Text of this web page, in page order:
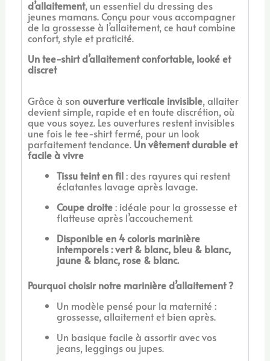
d’allaitement, un essentiel du dressing des
jeunes mamans. Conçu pour vous accompagner
de la grossesse à l’allaitement, ce haut combine
confort, style et praticité.
Un tee-shirt d’allaitement confortable, looké et
discret
Grâce à son ouverture verticale invisible, allaiter
devient simple, rapide et en toute discrétion, où
que vous soyez. Les ouvertures restent invisibles
une fois le tee-shirt fermé, pour un look
parfaitement tendance. Un vêtement durable et
facile à vivre
Tissu teint en fil: des rayures qui restent
éclatantes lavage après lavage.
Coupe droite: idéale pour la grossesse et
flatteuse après l’accouchement.
Disponible en 4 coloris marinière
intemporels : vert & blanc, bleu & blanc,
jaune & blanc, rose & blanc.
Pourquoi choisir notre marinière d’allaitement ?
Un modèle pensé pour la maternité :
grossesse, allaitement et bien après.
Un basique facile à assortir avec vos
jeans, leggings ou jupes.